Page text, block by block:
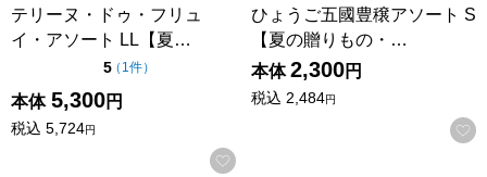
テリーヌ・ドゥ・フリュ
イ・アソート LL【夏…
5点（5点満点中）
（ 1件の評価
）
本体 5,300円
税込 5,724円
お気に入りに登録する
ひょうご五國豊穣アソート S
【夏の贈りもの・…
本体 2,300円
税込 2,484円